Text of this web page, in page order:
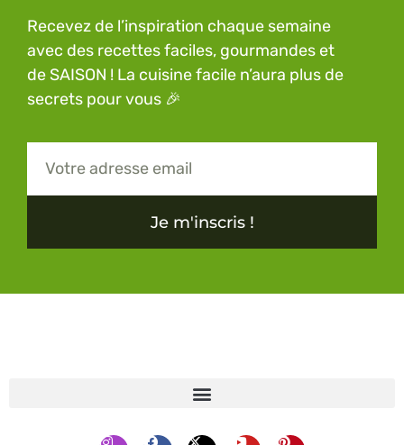
Recevez de l’inspiration chaque semaine
avec des recettes faciles, gourmandes et
de SAISON ! La cuisine facile n’aura plus de
secrets pour vous 🎉
Je m'inscris !